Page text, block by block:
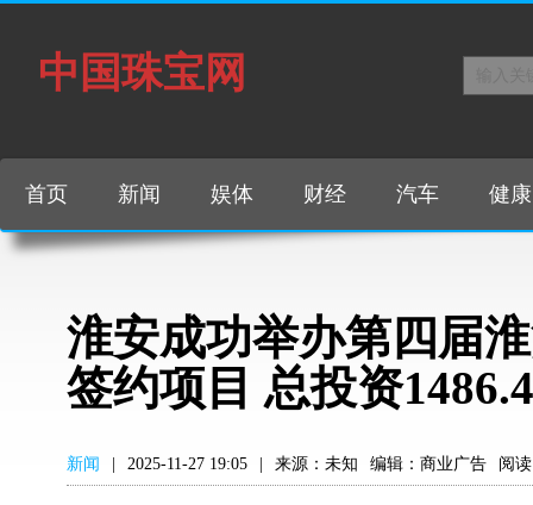
中国珠宝网
首页 新闻 娱体 财经 汽车 健康
淮安成功举办第四届
签约项目 总投资
新闻 2025-11-27 19:05 来源：未知 编辑：商业广告 阅